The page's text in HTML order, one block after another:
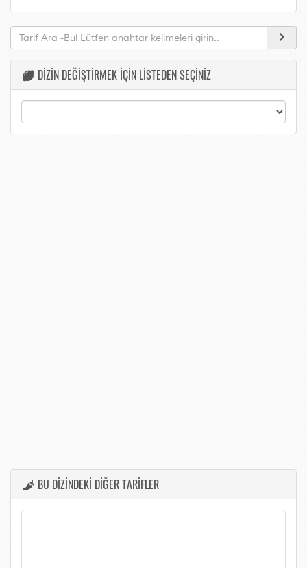
DİZİN DEĞİŞTİRMEK İÇİN LİSTEDEN SEÇİNİZ
BU DİZİNDEKİ DİĞER TARİFLER